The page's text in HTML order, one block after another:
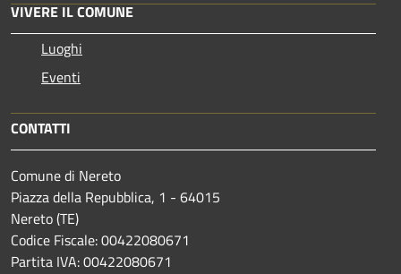
VIVERE IL COMUNE
Luoghi
Eventi
CONTATTI
Comune di Nereto
Piazza della Repubblica, 1 - 64015
Nereto (TE)
Codice Fiscale: 00422080671
Partita IVA: 00422080671